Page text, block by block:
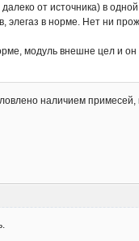
от источника) в
в норме. Нет ни
модуль внешне цел и он
наличием